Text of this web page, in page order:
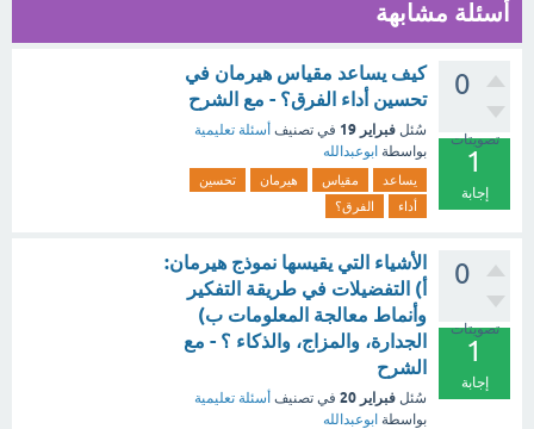
أسئلة مشابهة
0
تصويتات
1
إجابة
كيف يساعد مقياس هيرمان في
تحسين أداء الفرق؟ - مع الشرح
سُئل فبراير 19 في تصنيف أسئلة تعليمية
بواسطة ابوعبدالله
يساعد مقياس هيرمان
تحسين
أداء
الفرق؟
0
تصويتات
1
إجابة
الأشياء التي يقيسها نموذج هيرمان:
أ) التفضيلات في طريقة التفكير
وأنماط معالجة المعلومات ب)
الجدارة، والمزاج، والذكاء ؟ - مع
الشرح
سُئل فبراير 20 في تصنيف أسئلة تعليمية
بواسطة ابوعبدالله